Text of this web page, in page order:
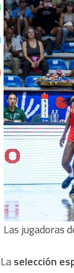
Las jugadoras
Laselección